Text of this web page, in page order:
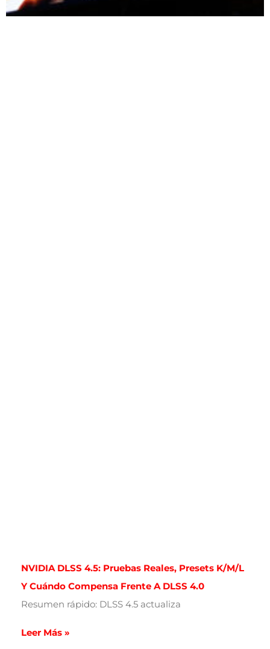
NVIDIA DLSS 4.5: Pruebas Reales, Presets K/M/L
Y Cuándo Compensa Frente A DLSS 4.0
Resumen rápido: DLSS 4.5 actualiza
Leer Más »